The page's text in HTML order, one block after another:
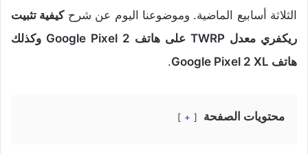
الثلاثة أسابيع الماضية. وموضوعنا اليوم عن شرحكيفية تثبيت
ريكفري معدل TWRP على هاتف Google Pixel 2 وكذلك
هاتف Google Pixel 2 XL
.
محتويات الصفحة +